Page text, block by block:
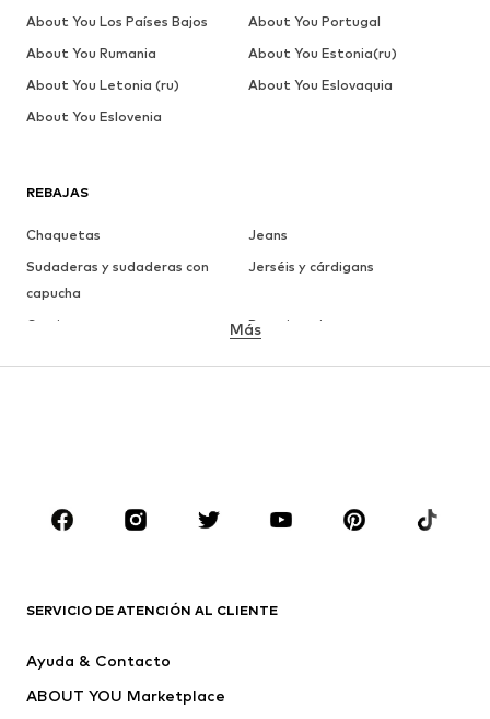
REBAJAS
Chaquetas
Jeans
Sudaderas y sudaderas con
capucha
Jerséis y cárdigans
Camisetas
Ropa interior
ROPA
Camisetas
Jeans
Pantalones
Más
SERVICIO DE ATENCIÓN AL CLIENTE
Ayuda & Contacto
ABOUT YOU Marketplace
About You Los Países Bajos
About You Portugal
About You Rumania
About You Estonia(ru)
About You Letonia (ru)
About You Eslovaquia
About You Eslovenia